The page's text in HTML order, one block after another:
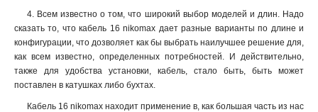
4. Всем известно о том, что широкий выбор моделей и длин. Надо
сказать то, что кабель 16 nikomax дает разные варианты по длине и
конфигурации, что дозволяет как бы выбрать наилучшее решение для,
как всем известно, определенных потребностей. И действительно,
также для удобства установки, кабель, стало быть, быть может
поставлен в катушках либо бухтах.
Кабель 16 nikomax находит применение в, как большая часть из нас